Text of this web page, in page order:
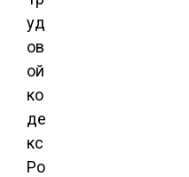
уд
ов
ой
ко
де
кс
Ро